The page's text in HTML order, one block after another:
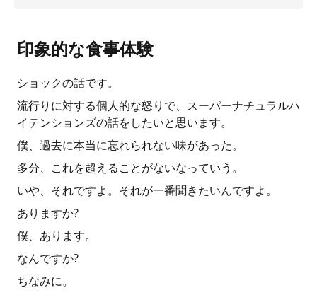
印象的な食事体験
ショックの話です。
流行りに対する個人的な怒りで、スーパーナチュラルハ
イテンションズの話をしたいと思います。
僕、過去に本当に忘れられない味があった。
多分、これを超えることがないなっていう。
いや、それですよ。それが一番聞きたいんですよ。
ありますか?
僕、あります。
なんですか?
ちなみに。